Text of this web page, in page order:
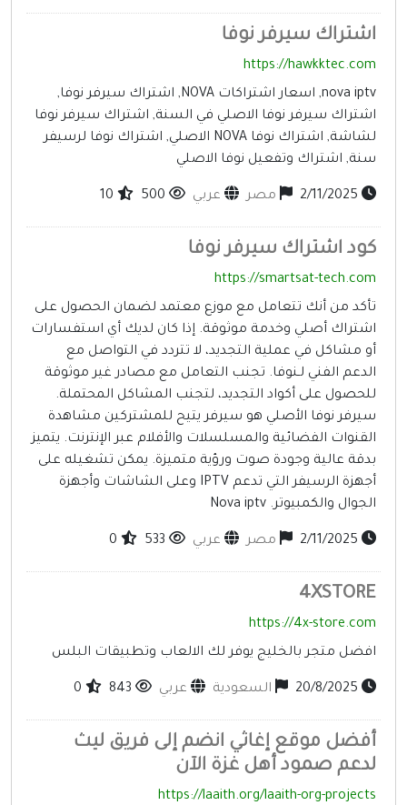
اشتراك سيرفر نوفا
https://hawkktec.com
nova iptv, اسعار اشتراكات NOVA, اشتراك سيرفر نوفا,
اشتراك سيرفر نوفا الاصلي في السنة, اشتراك سيرفر نوفا
لشاشة, اشتراك نوفا NOVA الاصلي, اشتراك نوفا لرسيفر
سنة, اشتراك وتفعيل نوفا الاصلي
مصر عربي 500
10
كود اشتراك سيرفر نوفا
https://smartsat-tech.com
تأكد من أنك تتعامل مع موزع معتمد لضمان الحصول على
اشتراك أصلي وخدمة موثوقة. إذا كان لديك أي استفسارات
أو مشاكل في عملية التجديد، لا تتردد في التواصل مع
الدعم الفني لـنوفا. تجنب التعامل مع مصادر غير موثوقة
للحصول على أكواد التجديد، لتجنب المشاكل المحتملة.
سيرفر نوفا الأصلي هو سيرفر يتيح للمشتركين مشاهدة
القنوات الفضائية والمسلسلات والأفلام عبر الإنترنت. يتميز
بدقة عالية وجودة صوت ورؤية متميزة. يمكن تشغيله على
أجهزة الرسيفر التي تدعم IPTV وعلى الشاشات وأجهزة
الجوال والكمبيوتر. Nova iptv
مصر عربي 533
0
4XSTORE
https://4x-store.com
افضل متجر بالخليج يوفر لك الالعاب وتطبيقات البلس
السعودية عربي 843
0
أفضل موقع إغاثي انضم إلى فريق ليث
لدعم صمود أهل غزة الآن
https://laaith.org/laaith-org-projects